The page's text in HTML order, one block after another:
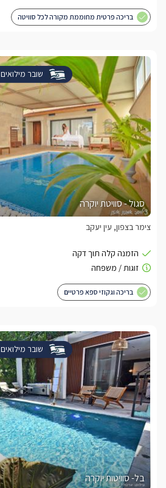
בריכה פרטית מחוממת מקורה לכל סוויטה
שובר מילואים
סגול - סוויטת יוקרה
צימר בצפון, עין יעקב
בריכה וגקוזי ספא פרטיים
שובר מילואים
בל- סוויטות יוקרה